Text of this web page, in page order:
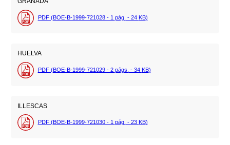
PDF (BOE-B-1999-721028 - 1 pág. - 24 KB)
HUELVA
PDF (BOE-B-1999-721029 - 2 págs. - 34 KB)
ILLESCAS
PDF (BOE-B-1999-721030 - 1 pág. - 23 KB)